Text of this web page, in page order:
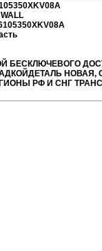
БЕСКЛЮЧЕВОГО
НОВАЯ,
РФ И СНГ